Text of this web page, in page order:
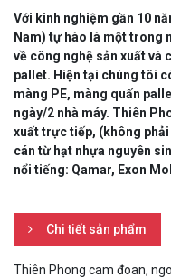
Với kinh nghiệm gần 10
Nam) tự hào là một trong
về công nghệ sản xuất và
pallet. Hiện tại chúng tôi
màng PE, màng quấn
ngày/2 nhà máy. Thiên
xuất trực tiếp, (không
cán từ hạt nhựa nguyên
nổi tiếng: Qamar, Exon
Chi tiết sản phẩm
Thiên Phong cam đoan,